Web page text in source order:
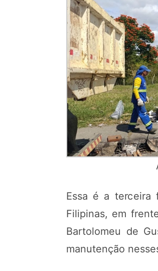
Essa é a terceira
Filipinas, em
Bartolomeu de
manutenção